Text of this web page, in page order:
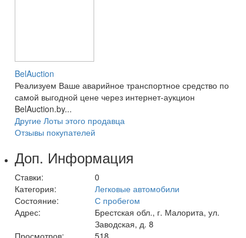
BelAuction
Реализуем Ваше аварийное транспортное средство по
самой выгодной цене через интернет-аукцион
BelAuction.by...
Другие Лоты этого продавца
Отзывы покупателей
Доп. Информация
Ставки:
0
Категория:
Легковые автомобили
Состояние:
С пробегом
Адрес:
Брестская обл., г. Малорита, ул.
Заводская, д. 8
Просмотров:
518